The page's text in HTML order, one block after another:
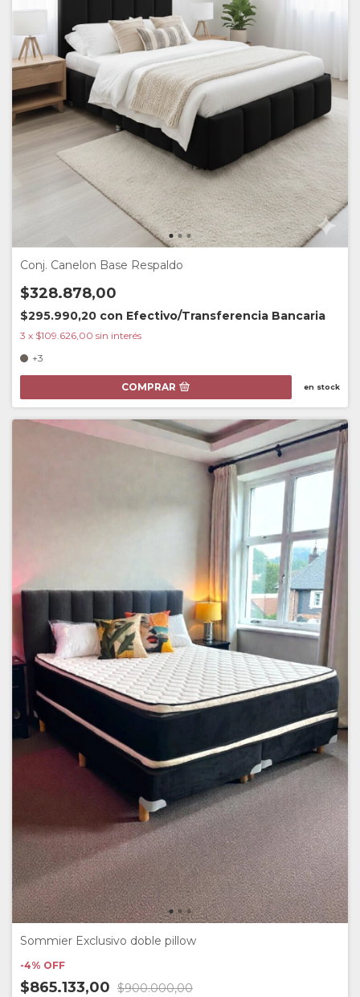
Conj. Canelon Base Respaldo
$328.878,00
$295.990,20 con Efectivo/Transferencia Bancaria
3 x $109.626,00 sin interés
+3
COMPRAR en stock
Sommier Exclusivo doble pillow
-4% OFF
$865.133,00 $900.000,00